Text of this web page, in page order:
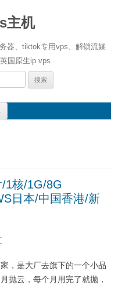
主机
器、tiktok专用vps、解锁流媒
国原生ip vps
1核/1G/8G
日本/中国香港/新
，是大厂去旗下的一个小品
抛云，每个月用完了就抛，